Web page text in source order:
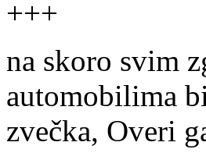
+++
na skoro svim
automobilima
zvečka, Overi